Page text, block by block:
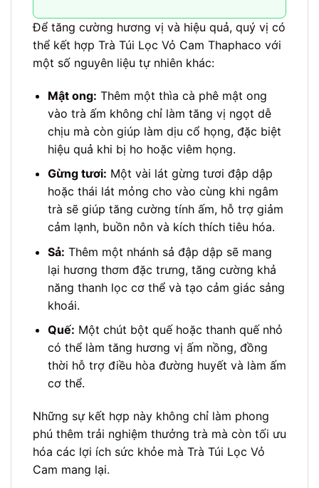
Để tăng cường hương vị và hiệu quả, quý vị có
thể kết hợp Trà Túi Lọc Vỏ Cam Thaphaco với
một số nguyên liệu tự nhiên khác:
Mật ong: Thêm một thìa cà phê mật ong
vào trà ấm không chỉ làm tăng vị ngọt dễ
chịu mà còn giúp làm dịu cổ họng, đặc biệt
hiệu quả khi bị ho hoặc viêm họng.
Gừng tươi: Một vài lát gừng tươi đập dập
hoặc thái lát mỏng cho vào cùng khi ngâm
trà sẽ giúp tăng cường tính ấm, hỗ trợ giảm
cảm lạnh, buồn nôn và kích thích tiêu hóa.
Sả: Thêm một nhánh sả đập dập sẽ mang
lại hương thơm đặc trưng, tăng cường khả
năng thanh lọc cơ thể và tạo cảm giác sảng
khoái.
Quế: Một chút bột quế hoặc thanh quế nhỏ
có thể làm tăng hương vị ấm nồng, đồng
thời hỗ trợ điều hòa đường huyết và làm ấm
cơ thể.
Những sự kết hợp này không chỉ làm phong
phú thêm trải nghiệm thưởng trà mà còn tối ưu
hóa các lợi ích sức khỏe mà Trà Túi Lọc Vỏ
Cam mang lại.